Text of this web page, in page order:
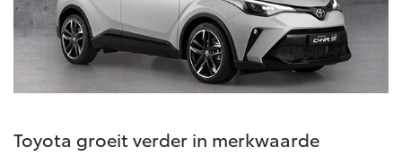
Onderdelen & Accessoires
Onderdelen
Accessoires
Toyota groeit verder in merkwaarde